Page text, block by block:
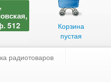
Корзина
пустая
512
радиотоваров